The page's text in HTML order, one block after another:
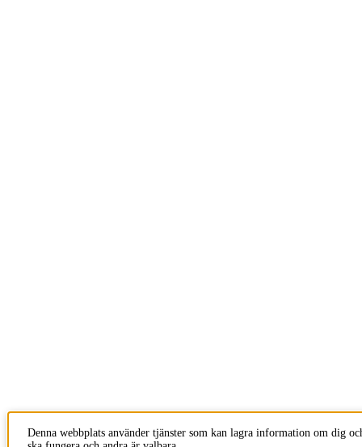
Denna webbplats använder tjänster som kan lagra information om dig